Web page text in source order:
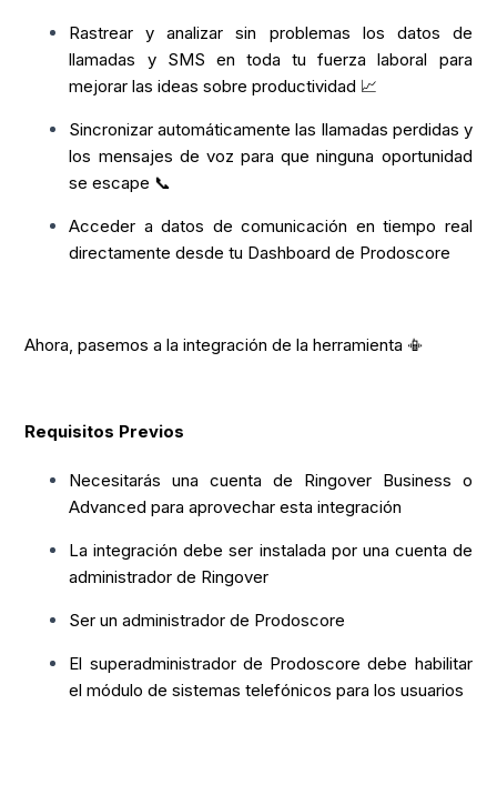
Rastrear y analizar sin problemas los datos de
llamadas y SMS en toda tu fuerza laboral para
mejorar las ideas sobre productividad 📈
Sincronizar automáticamente las llamadas perdidas y
los mensajes de voz para que ninguna oportunidad
se escape 📞
Acceder a datos de comunicación en tiempo real
directamente desde tu Dashboard de Prodoscore
Ahora, pasemos a la integración de la herramienta 📳
Requisitos Previos
Necesitarás una cuenta de Ringover Business o
Advanced para aprovechar esta integración
La integración debe ser instalada por una cuenta de
administrador de Ringover
Ser un administrador de Prodoscore
El superadministrador de Prodoscore debe habilitar
el módulo de sistemas telefónicos para los usuarios